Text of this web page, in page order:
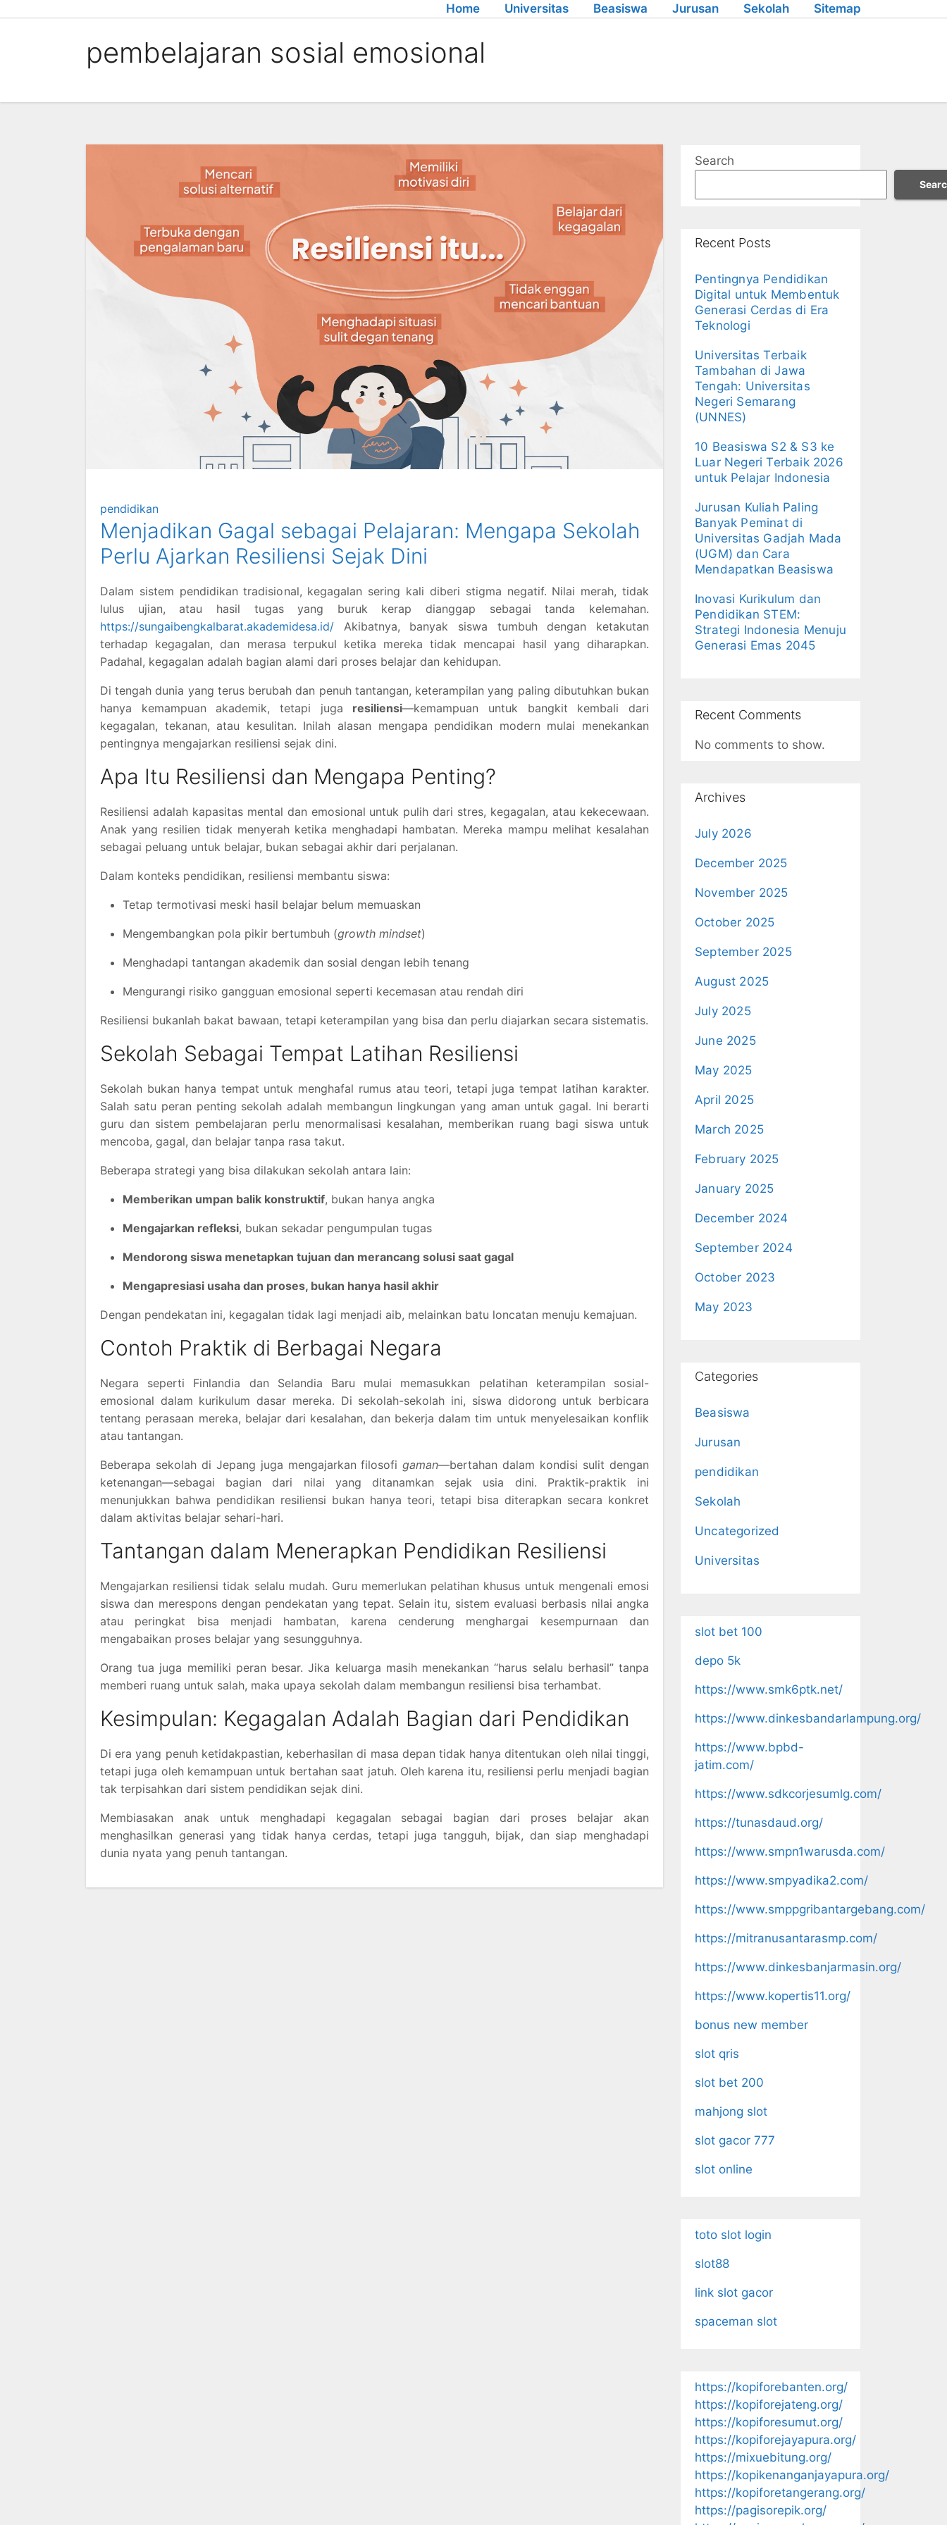
Home Universitas Beasiswa Jurusan Sekolah Sitemap
pembelajaran sosial emosional
pendidikan
Menjadikan Gagal sebagai Pelajaran: Mengapa Sekolah
Perlu Ajarkan Resiliensi Sejak Dini
Dalam sistem pendidikan tradisional, kegagalan sering kali diberi stigma negatif. Nilai merah, tidak
lulus ujian, atau hasil tugas yang buruk kerap dianggap sebagai tanda kelemahan.
https://sungaibengkalbarat.akademidesa.id/ Akibatnya, banyak siswa tumbuh dengan ketakutan
terhadap kegagalan, dan merasa terpukul ketika mereka tidak mencapai hasil yang diharapkan.
Padahal, kegagalan adalah bagian alami dari proses belajar dan kehidupan.
Di tengah dunia yang terus berubah dan penuh tantangan, keterampilan yang paling dibutuhkan bukan
hanya kemampuan akademik, tetapi juga resiliensi—kemampuan untuk bangkit kembali dari
kegagalan, tekanan, atau kesulitan. Inilah alasan mengapa pendidikan modern mulai menekankan
pentingnya mengajarkan resiliensi sejak dini.
Apa Itu Resiliensi dan Mengapa Penting?
Resiliensi adalah kapasitas mental dan emosional untuk pulih dari stres, kegagalan, atau kekecewaan.
Anak yang resilien tidak menyerah ketika menghadapi hambatan. Mereka mampu melihat kesalahan
sebagai peluang untuk belajar, bukan sebagai akhir dari perjalanan.
Dalam konteks pendidikan, resiliensi membantu siswa:
Tetap termotivasi meski hasil belajar belum memuaskan
Mengembangkan pola pikir bertumbuh (growth mindset)
Menghadapi tantangan akademik dan sosial dengan lebih tenang
Mengurangi risiko gangguan emosional seperti kecemasan atau rendah diri
Resiliensi bukanlah bakat bawaan, tetapi keterampilan yang bisa dan perlu diajarkan secara sistematis.
Sekolah Sebagai Tempat Latihan Resiliensi
Sekolah bukan hanya tempat untuk menghafal rumus atau teori, tetapi juga tempat latihan karakter.
Salah satu peran penting sekolah adalah membangun lingkungan yang aman untuk gagal. Ini berarti
guru dan sistem pembelajaran perlu menormalisasi kesalahan, memberikan ruang bagi siswa untuk
mencoba, gagal, dan belajar tanpa rasa takut.
Beberapa strategi yang bisa dilakukan sekolah antara lain:
Memberikan umpan balik konstruktif, bukan hanya angka
Mengajarkan refleksi, bukan sekadar pengumpulan tugas
Mendorong siswa menetapkan tujuan dan merancang solusi saat gagal
Mengapresiasi usaha dan proses, bukan hanya hasil akhir
Dengan pendekatan ini, kegagalan tidak lagi menjadi aib, melainkan batu loncatan menuju kemajuan.
Contoh Praktik di Berbagai Negara
Negara seperti Finlandia dan Selandia Baru mulai memasukkan pelatihan keterampilan sosial-
emosional dalam kurikulum dasar mereka. Di sekolah-sekolah ini, siswa didorong untuk berbicara
tentang perasaan mereka, belajar dari kesalahan, dan bekerja dalam tim untuk menyelesaikan konflik
atau tantangan.
Beberapa sekolah di Jepang juga mengajarkan filosofigaman—bertahan dalam kondisi sulit dengan
ketenangan—sebagai bagian dari nilai yang ditanamkan sejak usia dini. Praktik-praktik ini
menunjukkan bahwa pendidikan resiliensi bukan hanya teori, tetapi bisa diterapkan secara konkret
dalam aktivitas belajar sehari-hari.
Tantangan dalam Menerapkan Pendidikan Resiliensi
Mengajarkan resiliensi tidak selalu mudah. Guru memerlukan pelatihan khusus untuk mengenali emosi
siswa dan merespons dengan pendekatan yang tepat. Selain itu, sistem evaluasi berbasis nilai angka
atau peringkat bisa menjadi hambatan, karena cenderung menghargai kesempurnaan dan
mengabaikan proses belajar yang sesungguhnya.
Orang tua juga memiliki peran besar. Jika keluarga masih menekankan “harus selalu berhasil” tanpa
memberi ruang untuk salah, maka upaya sekolah dalam membangun resiliensi bisa terhambat.
Kesimpulan: Kegagalan Adalah Bagian dari Pendidikan
Di era yang penuh ketidakpastian, keberhasilan di masa depan tidak hanya ditentukan oleh nilai tinggi,
tetapi juga oleh kemampuan untuk bertahan saat jatuh. Oleh karena itu, resiliensi perlu menjadi bagian
tak terpisahkan dari sistem pendidikan sejak dini.
Membiasakan anak untuk menghadapi kegagalan sebagai bagian dari proses belajar akan
menghasilkan generasi yang tidak hanya cerdas, tetapi juga tangguh, bijak, dan siap menghadapi
dunia nyata yang penuh tantangan.
Search
Recent Posts
Pentingnya Pendidikan
Digital untuk Membentuk
Generasi Cerdas di Era
Teknologi
Universitas Terbaik
Tambahan di Jawa
Tengah: Universitas
Negeri Semarang
(UNNES)
10 Beasiswa S2 & S3 ke
Luar Negeri Terbaik 2026
untuk Pelajar Indonesia
Jurusan Kuliah Paling
Banyak Peminat di
Universitas Gadjah Mada
(UGM) dan Cara
Mendapatkan Beasiswa
Inovasi Kurikulum dan
Pendidikan STEM:
Strategi Indonesia Menuju
Generasi Emas 2045
Recent Comments
No comments to show.
Archives
July 2026
December 2025
November 2025
October 2025
September 2025
August 2025
July 2025
June 2025
May 2025
April 2025
March 2025
February 2025
January 2025
December 2024
September 2024
October 2023
May 2023
Categories
Beasiswa
Jurusan
pendidikan
Sekolah
Uncategorized
Universitas
slot bet 100
depo 5k
https://www.smk6ptk.net/
https://www.dinkesbandarlampung.org/
https://www.bpbd-
jatim.com/
https://www.sdkcorjesumlg.com/
https://tunasdaud.org/
https://www.smpn1warusda.com/
https://www.smpyadika2.com/
https://www.smppgribantargebang.com/
https://mitranusantarasmp.com/
https://www.dinkesbanjarmasin.org/
https://www.kopertis11.org/
bonus new member
slot qris
slot bet 200
mahjong slot
slot gacor 777
slot online
toto slot login
slot88
link slot gacor
spaceman slot
https://kopiforebanten.org/
https://kopiforejateng.org/
https://kopiforesumut.org/
https://kopiforejayapura.org/
https://mixuebitung.org/
https://kopikenanganjayapura.org/
https://kopiforetangerang.org/
https://pagisorepik.org/